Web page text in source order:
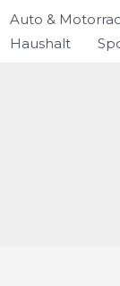
Auto &
Haushalt